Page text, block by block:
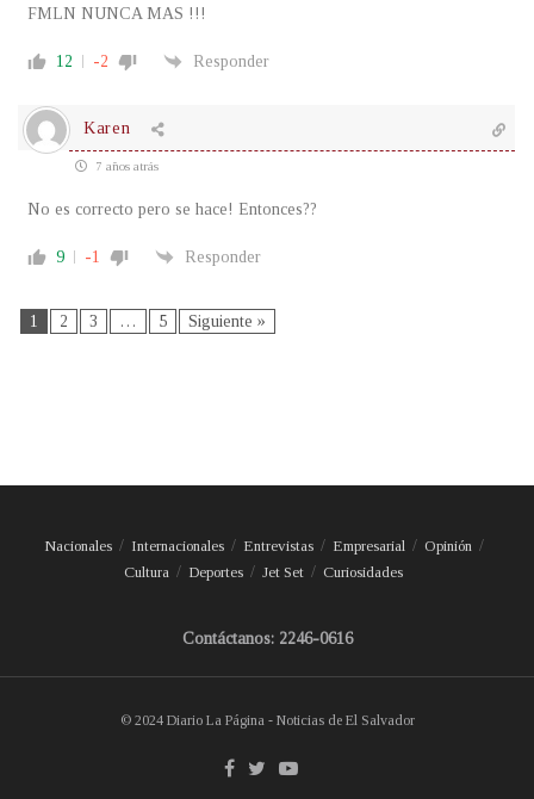
FMLN NUNCA MAS !!!
12 -2 Responder
Karen
7 años atrás
No es correcto pero se hace! Entonces??
9 -1 Responder
1 2 3 … 5 Siguiente »
Nacionales Internacionales Entrevistas Empresarial
Opinión
Cultura
Deportes Jet Set Curiosidades
Contáctanos: 2246-0616
© 2024 Diario La Página - Noticias de El Salvador